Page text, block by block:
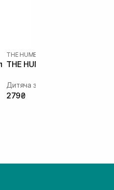
THE HUMBLE CO
THE HUMBLE CO 75 мл
279₴